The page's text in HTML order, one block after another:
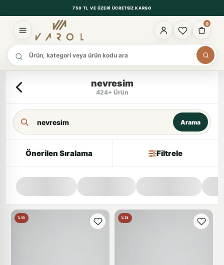
750 TL VE ÜZERI ÜCRETSIZ KARGO
0
Ürün ara
nevresim
424+ Ürün
Arama Kriteri
Arama
Önerilen Sıralama Filtrele
%13 %13